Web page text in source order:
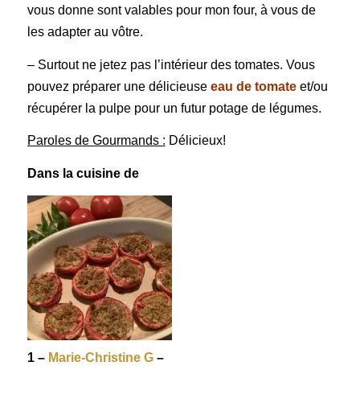
vous donne sont valables pour mon four, à vous de
les adapter au vôtre.
– Surtout ne jetez pas l’intérieur des tomates. Vous
pouvez préparer une délicieuse eau de tomateet/ou
récupérer la pulpe pour un futur potage de légumes.
Paroles de Gourmands : Délicieux!
Dans la cuisine de
1 – Marie-Christine G–